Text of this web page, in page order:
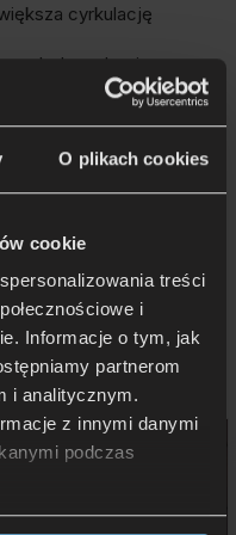
O plikach cookies
cookie
treści
i
Informacje o tym, jak
partnerom
i analitycznym.
z innymi danymi
podczas
cyrkulację
alergicznym,
w celu utrzymania
: